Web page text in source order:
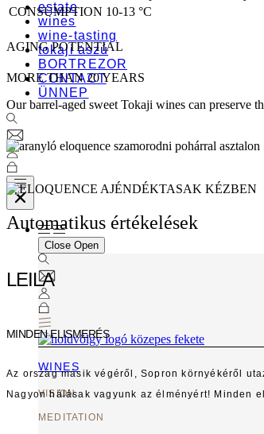
estate
wines
wine-tasting
tokaji aszú
BORTREZOR
CONTACT
ÜNNEP
Close Open
WINES
VISION
MEDITATION
CONSUMPTION 10-13 °C
AGING POTENTIAL
MORE THAN 20 YEARS
Our barrel-aged sweet Tokaji wines can preserve
Automatikus értékelések
LEILA
MINDEN ELISMERÉS
Az ország másik végéről, Sopron környékéről
Nagyon hálásak vagyunk az élményért! Minden